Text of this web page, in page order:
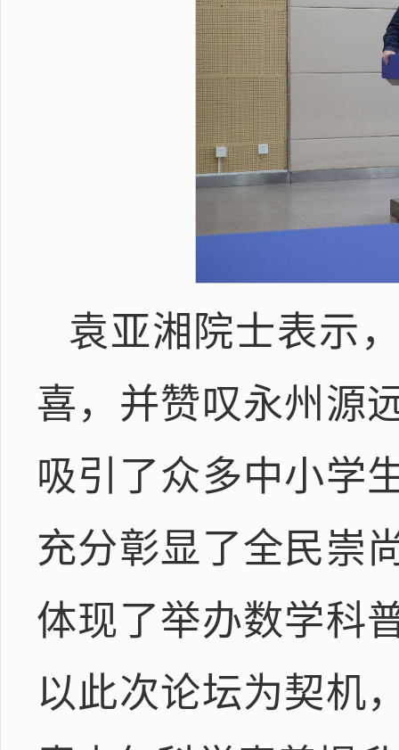
袁亚湘院士表示
喜，并赞叹永州源
吸引了众多中小学
充分彰显了全民崇
体现了举办数学科
以此次论坛为契机